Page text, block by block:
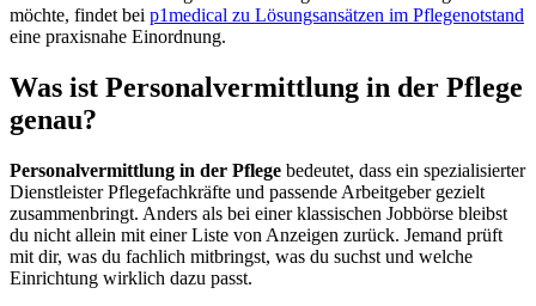
möchte, findet bei p1medical zu Lösungsansätzen im Pflegenotstand
eine praxisnahe Einordnung.
Was ist Personalvermittlung in der Pflege
genau?
Personalvermittlung in der Pflege bedeutet, dass ein spezialisierter
Dienstleister Pflegefachkräfte und passende Arbeitgeber gezielt
zusammenbringt. Anders als bei einer klassischen Jobbörse bleibst
du nicht allein mit einer Liste von Anzeigen zurück. Jemand prüft
mit dir, was du fachlich mitbringst, was du suchst und welche
Einrichtung wirklich dazu passt.